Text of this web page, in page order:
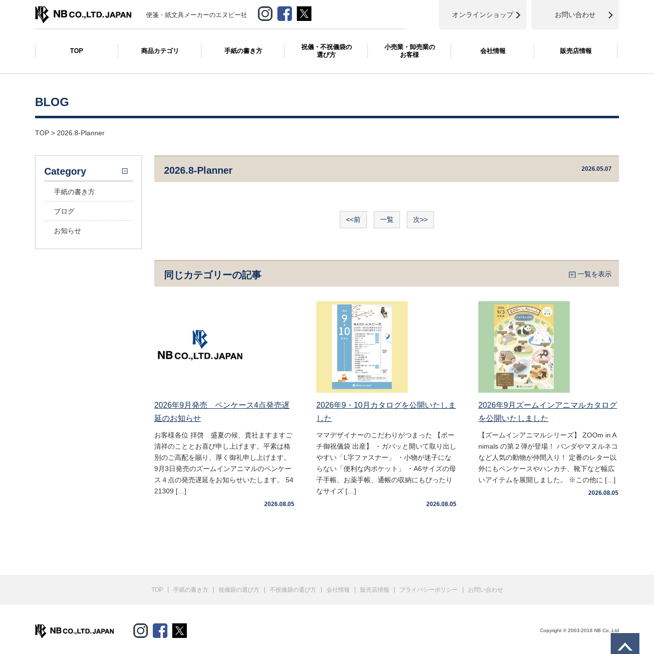
便箋・紙文具メーカーのエヌビー社 お問い合わせ
オンラインショップ
TOP 商品カテゴリ 手紙の書き方
祝儀・不祝儀袋の
選び方
小売業・卸売業の
お客様
会社情報 販売店情報
BLOG
TOP > 2026.8-Planner
2026.8-Planner 2026.05.07
<<前 一覧 次>>
同じカテゴリーの記事 一覧を表示
2026年9月発売 ペンケース4点発売遅
延のお知らせ
お客様各位 拝啓 盛夏の候、貴社ますますご
清祥のこととお喜び申し上げます。平素は格
別のご高配を賜り、厚く御礼申し上げます。
9月3日発売のズームインアニマルのペンケー
ス４点の発売遅延をお知らせいたします。 54
21309 […]
2026.08.05
2026年9・10月カタログを公開いたしま
した
ママデザイナーのこだわりがつまった 【ポー
チ御祝儀袋 出産】 ・ガバッと開いて取り出し
やすい「L字ファスナー」 ・小物が迷子にな
らない「便利な内ポケット」 ・A6サイズの母
子手帳、お薬手帳、通帳の収納にもぴったり
なサイズ […]
2026.08.05
2026年9月ズームインアニマルカタログ
を公開いたしました
【ズームインアニマルシリーズ】 ZOOm in A
nimals の第２弾が登場！ パンダやマヌルネコ
など人気の動物が仲間入り！ 定番のレター以
外にもペンケースやハンカチ、靴下など幅広
いアイテムを展開しました。 ※この他に […]
2026.08.05
Category
手紙の書き方
ブログ
お知らせ
TOP 手紙の書き方 祝儀袋の選び方 不祝儀袋の選び方 会社情報 販売店情報 プライバシーポリシー お問い合わせ
Copyright © 2003-2016 NB Co.,Ltd